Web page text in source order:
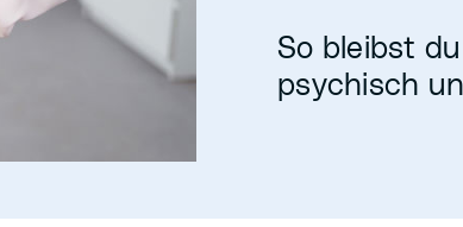
So bleibst
psychisch